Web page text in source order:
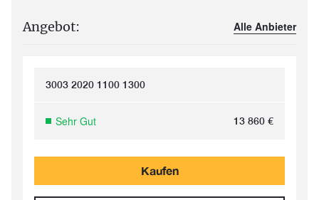
Angebot: Alle Anbieter
3003 2020 1100 1300
Sehr Gut 13 860 €
Kaufen